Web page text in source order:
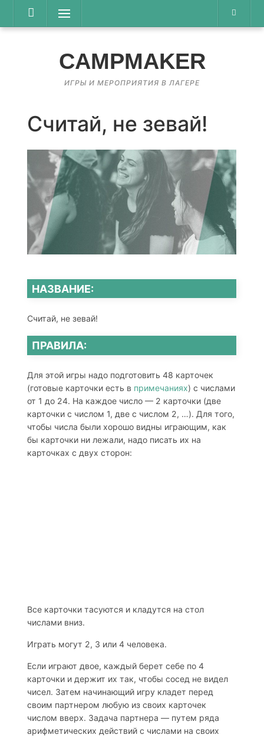
содержимому
Меню
CAMPMAKER
ИГРЫ И МЕРОПРИЯТИЯ В ЛАГЕРЕ
Считай, не зевай!
НАЗВАНИЕ:
Считай, не зевай!
ПРАВИЛА:
Для этой игры надо подготовить 48 карточек
(готовые карточки есть в примечаниях) с числами
от 1 до 24. На каждое число — 2 карточки (две
карточки с числом 1, две с числом 2, …). Для того,
чтобы числа были хорошо видны играющим, как
бы карточки ни лежали, надо писать их на
карточках с двух сторон:
Все карточки тасуются и кладутся на стол
числами вниз.
Играть могут 2, 3 или 4 человека.
Если играют двое, каждый берет себе по 4
карточки и держит их так, чтобы сосед не видел
чисел. Затем начинающий игру кладет перед
своим партнером любую из своих карточек
числом вверх. Задача партнера — путем ряда
арифметических действий с числами на своих